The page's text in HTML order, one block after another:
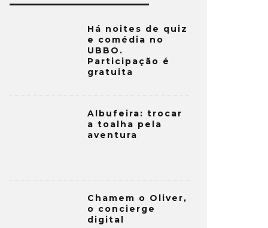
Há noites de quiz
e comédia no
UBBO.
Participação é
gratuita
Albufeira: trocar
a toalha pela
aventura
Chamem o Oliver,
o concierge
digital